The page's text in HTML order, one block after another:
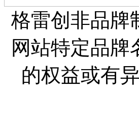
格雷创非品牌
网站特定品牌
的权益或有异